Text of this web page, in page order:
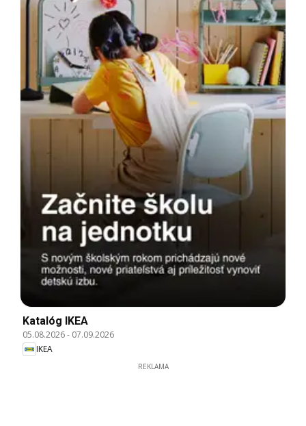
Katalóg IKEA
05.08.2026- 07.09.2026
IKEA
REKLAMA